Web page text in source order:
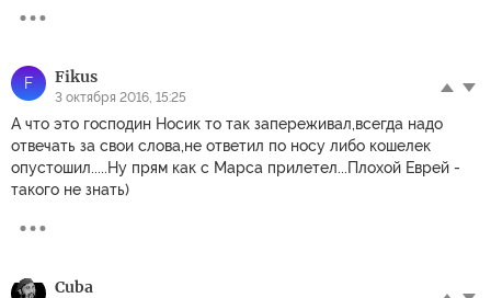
F Fikus
3 октября 2016, 15:25
А что это господин Носик то так запереживал,всегда надо
отвечать за свои слова,не ответил по носу либо кошелек
опустошил.....Ну прям как с Марса прилетел...Плохой Еврей -
такого не знать)
Cuba